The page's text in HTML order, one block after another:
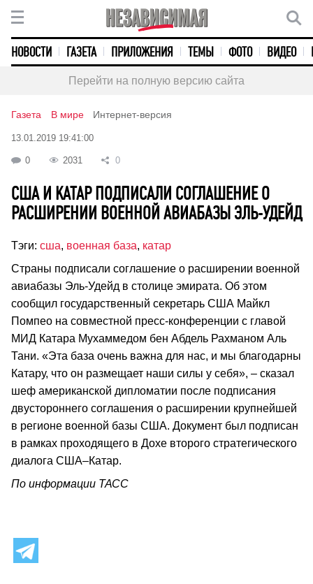
НОВОСТИ ГАЗЕТА ПРИЛОЖЕНИЯ ТЕМЫ ФОТО ВИДЕО
Перейти на полную версию сайта
Газета В мире Интернет-версия
13.01.2019 19:41:00
0 2031 0
США И КАТАР ПОДПИСАЛИ СОГЛАШЕНИЕ О
РАСШИРЕНИИ ВОЕННОЙ АВИАБАЗЫ ЭЛЬ-УДЕЙД
Тэги: сша, военная база, катар
Страны подписали соглашение о расширении военной
авиабазы Эль-Удейд в столице эмирата. Об этом
сообщил государственный секретарь США Майкл
Помпео на совместной пресс-конференции с главой
МИД Катара Мухаммедом бен Абдель Рахманом Аль
Тани. «Эта база очень важна для нас, и мы благодарны
Катару, что он размещает наши силы у себя», – сказал
шеф американской дипломатии после подписания
двустороннего соглашения о расширении крупнейшей
в регионе военной базы США. Документ был подписан
в рамках проходящего в Дохе второго стратегического
диалога США–Катар.
По информации ТАСС